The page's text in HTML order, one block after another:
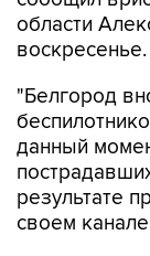
области
воскресенье.
"Белгород
данный
результате
своем